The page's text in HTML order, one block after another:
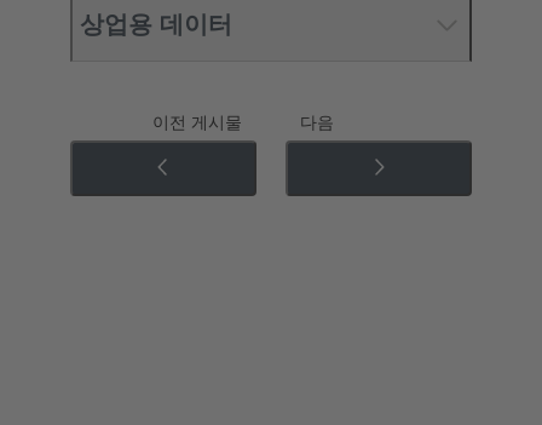
상업용 데이터
이전 게시물 다음